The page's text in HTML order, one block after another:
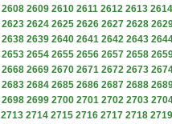
2608 2609 2610 2611 2612 2613 2614
2623 2624 2625 2626 2627 2628
2638 2639 2640 2641 2642 2643
2653 2654 2655 2656 2657 2658
2668 2669 2670 2671 2672 2673
2683 2684 2685 2686 2687 2688
2698 2699 2700 2701 2702 2703
2713 2714 2715 2716 2717 2718 2719